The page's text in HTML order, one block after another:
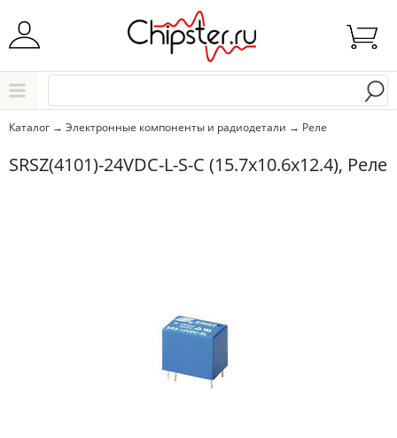
Начните водить название города..
Каталог → Электронные компоненты и радиодетали → Реле
SRSZ(4101)-24VDС-L-S-С (15.7x10.6x12.4), Реле